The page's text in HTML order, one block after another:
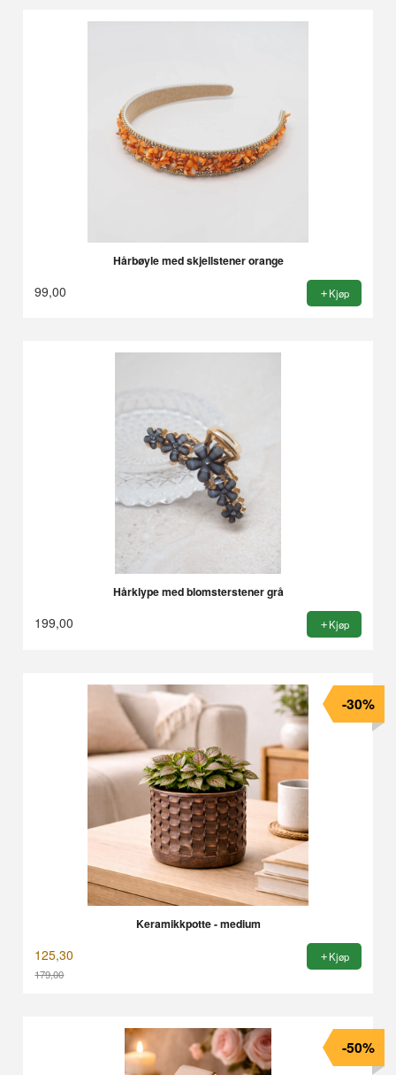
Hårbøyle med skjellstener orange
99,00 Kjøp
Hårklype med blomsterstener grå
199,00 Kjøp
Keramikkpotte - medium
125,30
179,00
-30%
Kjøp
-50%